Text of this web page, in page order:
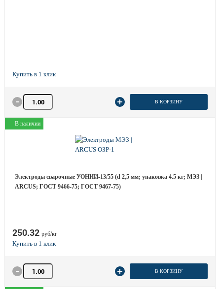
Количество товара В КОРЗИНУ
В наличии
Электроды сварочные УОНИИ-13/55 (d 2,5 мм; упаковка 4.5 кг; МЭЗ |
ARCUS; ГОСТ 9466-75; ГОСТ 9467-75)
250.32 руб/кг
Количество товара В КОРЗИНУ